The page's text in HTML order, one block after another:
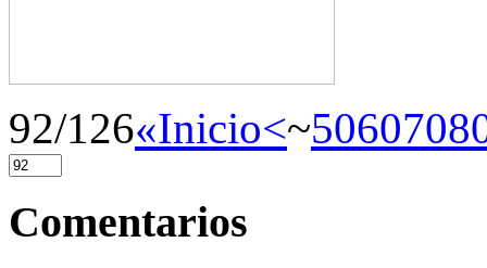
92/126«Inicio<~506070
Comentarios